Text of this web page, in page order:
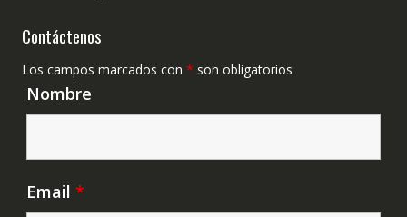
Contáctenos
Los campos marcados con * son obligatorios
Nombre
Email *